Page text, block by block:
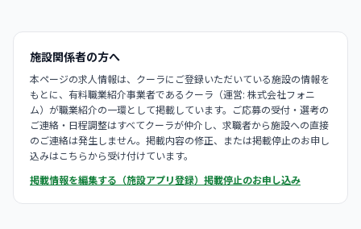
施設関係者の方へ
本ページの求人情報は、クーラにご登録いただいている施設の情報を
もとに、有料職業紹介事業者であるクーラ（運営: 株式会社フォニ
ム）が職業紹介の一環として掲載しています。ご応募の受付・選考の
ご連絡・日程調整はすべてクーラが仲介し、求職者から施設への直接
のご連絡は発生しません。掲載内容の修正、または掲載停止のお申し
込みはこちらから受け付けています。
掲載情報を編集する（施設アプリ登録） 掲載停止のお申し込み